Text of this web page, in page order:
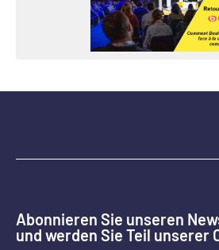
Abonnieren Sie unseren
und werden Sie Teil unserer